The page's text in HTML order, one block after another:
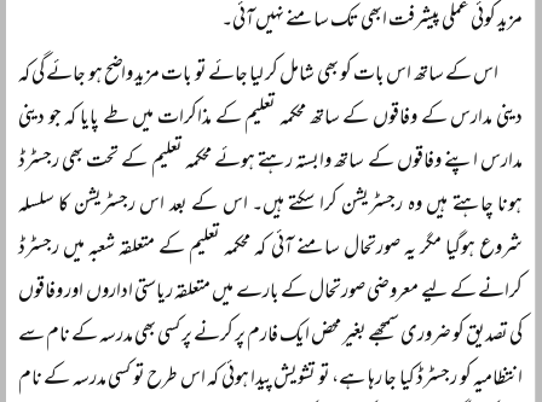
مزید کوئی عملی پیشرفت ابھی تک سامنے نہیں آئی۔
اس کے ساتھ اس بات کو بھی شامل کر لیا جائے تو بات مزید واضح ہو جائے گی کہ
دینی مدارس کے وفاقوں کے ساتھ محکمہ تعلیم کے مذاکرات میں طے پایا کہ جو دینی
مدارس اپنے وفاقوں کے ساتھ وابستہ رہتے ہوئے محکمہ تعلیم کے تحت بھی رجسٹرڈ
ہونا چاہتے ہیں وہ رجسٹریشن کرا سکتے ہیں۔ اس کے بعد اس رجسٹریشن کا سلسلہ
شروع ہوگیا مگر یہ صورتحال سامنے آئی کہ محکمہ تعلیم کے متعلقہ شعبہ میں رجسٹرڈ
کرانے کے لیے معروضی صورتحال کے بارے میں متعلقہ ریاستی اداروں اور وفاقوں
کی تصدیق کو ضروری سمجھے بغیر محض ایک فارم پر کرنے پر کسی بھی مدرسہ کے نام سے
انتظامیہ کو رجسٹرڈ کیا جا رہا ہے، تو تشویش پیدا ہوئی کہ اس طرح تو کسی مدرسہ کے نام